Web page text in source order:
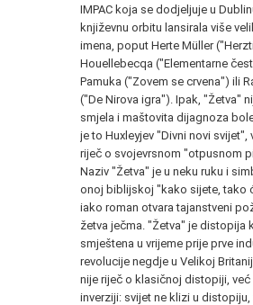
IMPAC koja se dodjeljuje u
književnu orbitu lansirala više
imena, poput Herte Müller
Houellebecqa ("Elementarne
Pamuka ("Zovem se crvena") ili
("De Nirova igra"). Ipak, "Žetva"
smjela i maštovita dijagnoza
je to Huxleyjev "Divni novi svijet",
riječ o svojevrsnom "otpusnom
Naziv "Žetva" je u neku ruku i
onoj biblijskoj "kako sijete, tako
iako roman otvara tajanstveni
žetva ječma. "Žetva" je distopija
smještena u vrijeme prije prve
revolucije negdje u Velikoj
nije riječ o klasičnoj distopiji, već
inverziji: svijet ne klizi u